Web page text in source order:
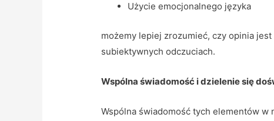
Użycie emocjonalnego języka
możemy lepiej zrozumieć, czy opinia
subiektywnych odczuciach.
Wspólna świadomość i dzielenie się
Wspólna świadomość tych elementów w